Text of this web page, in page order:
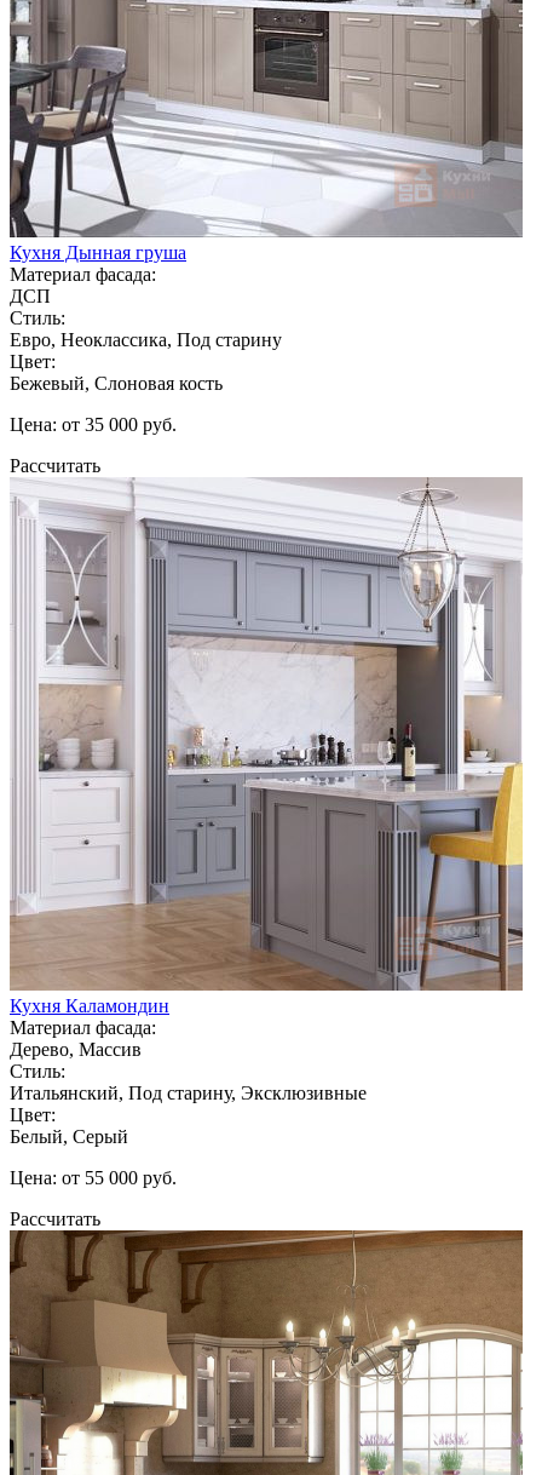
Кухня Дынная груша
Материал фасада:
ДСП
Стиль:
Евро, Неоклассика, Под старину
Цвет:
Бежевый, Слоновая кость
Цена: от 35 000 руб.
Рассчитать
Кухня Каламондин
Материал фасада:
Дерево, Массив
Стиль:
Итальянский, Под старину, Эксклюзивные
Цвет:
Белый, Серый
Цена: от 55 000 руб.
Рассчитать